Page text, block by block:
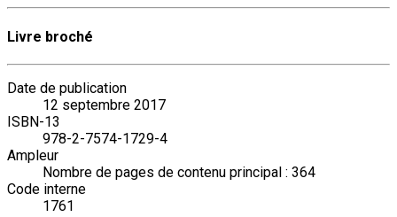
Livre broché
Date de publication
12 septembre 2017
ISBN-13
978-2-7574-1729-4
Ampleur
Nombre de pages de contenu principal : 364
Code interne
1761